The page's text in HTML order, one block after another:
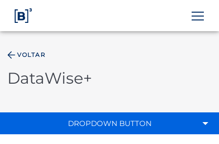
ÁREA DO INVESTIDOR
VOLTAR
DataWise+
DROPDOWN BUTTON